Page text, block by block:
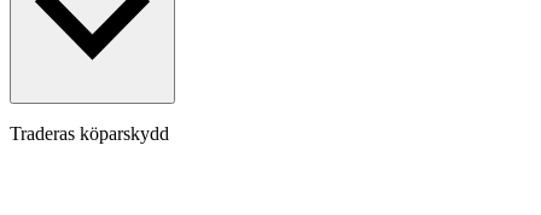
Traderas köparskydd